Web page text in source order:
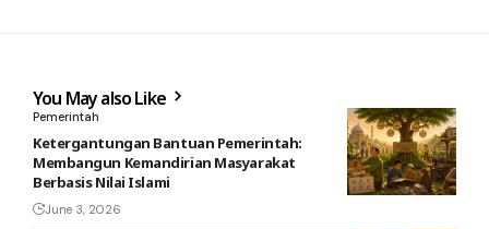
You May also Like
Pemerintah
Ketergantungan Bantuan Pemerintah:
Membangun Kemandirian Masyarakat
Berbasis Nilai Islami
June 3, 2026